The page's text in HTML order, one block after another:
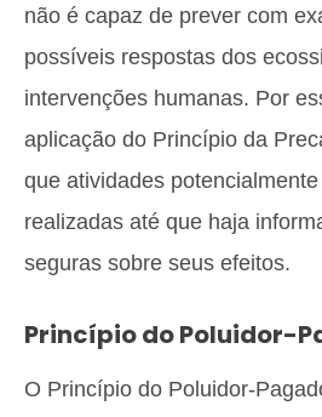
não é capaz de prever com
possíveis respostas dos
intervenções humanas. Por
aplicação do Princípio da
que atividades
realizadas até que haja
seguras sobre seus efeitos.
Princípio do Poluidor-
O Princípio do Poluidor-